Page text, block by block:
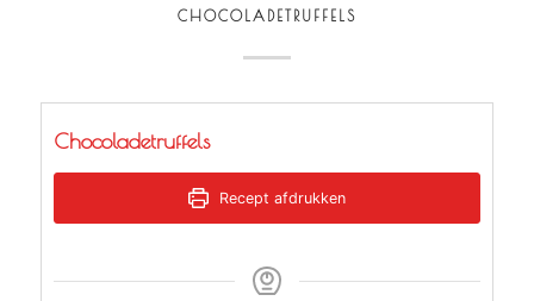
CHOCOLADETRUFFELS
Chocoladetruffels
Recept afdrukken